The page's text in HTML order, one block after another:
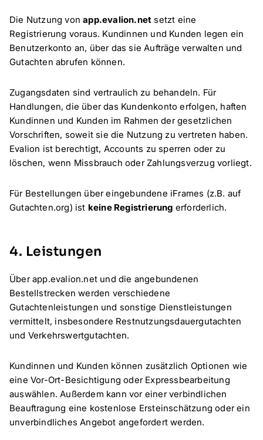
Die Nutzung vonapp.evalion.net setzt eine
Registrierung voraus. Kundinnen und Kunden legen ein
Benutzerkonto an, über das sie Aufträge verwalten und
Gutachten abrufen können.
Zugangsdaten sind vertraulich zu behandeln. Für
Handlungen, die über das Kundenkonto erfolgen, haften
Kundinnen und Kunden im Rahmen der gesetzlichen
Vorschriften, soweit sie die Nutzung zu vertreten haben.
Evalion ist berechtigt, Accounts zu sperren oder zu
löschen, wenn Missbrauch oder Zahlungsverzug vorliegt.
Für Bestellungen über eingebundene iFrames (z.B. auf
Gutachten.org) ist keine Registrierung erforderlich.
4. Leistungen
Über app.evalion.net und die angebundenen
Bestellstrecken werden verschiedene
Gutachtenleistungen und sonstige Dienstleistungen
vermittelt, insbesondere Restnutzungsdauergutachten
und Verkehrswertgutachten.
Kundinnen und Kunden können zusätzlich Optionen wie
eine Vor-Ort-Besichtigung oder Expressbearbeitung
auswählen. Außerdem kann vor einer verbindlichen
Beauftragung eine kostenlose Ersteinschätzung oder ein
unverbindliches Angebot angefordert werden.